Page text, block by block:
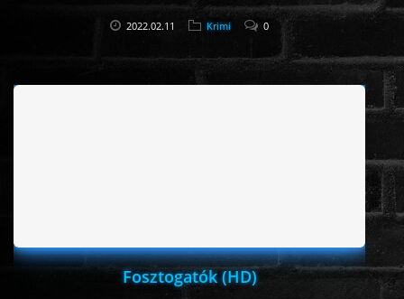
2022.02.11 Krimi 0
Fosztogatók (HD)